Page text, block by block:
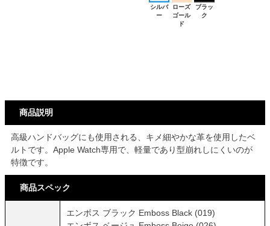
商品説明
高級ハンドバッグにも使用される、キメ細やかな革を使用したベ
ルトです。Apple Watch専用で、軽量であり型崩れしにくいのが
特徴です。
商品スペック
エンボス ブラック Emboss Black (019)